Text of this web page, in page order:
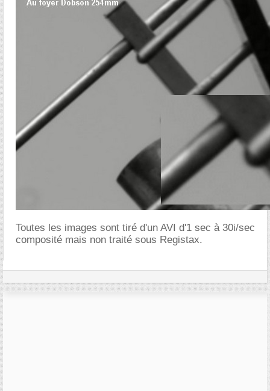
Toutes les images sont tiré d'un AVI d'1 sec à 30i/sec
composité mais non traité sous Registax.